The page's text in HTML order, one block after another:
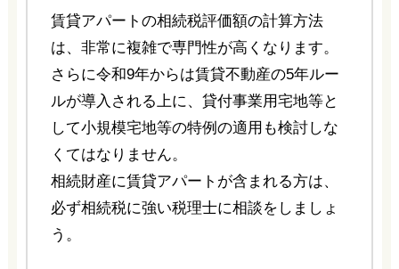
賃貸アパートの相続税評価額の計算方法
は、非常に複雑で専門性が高くなります。
さらに令和9年からは賃貸不動産の5年ルー
ルが導入される上に、貸付事業用宅地等と
して小規模宅地等の特例の適用も検討しな
くてはなりません。
相続財産に賃貸アパートが含まれる方は、
必ず相続税に強い税理士に相談をしましょ
う。